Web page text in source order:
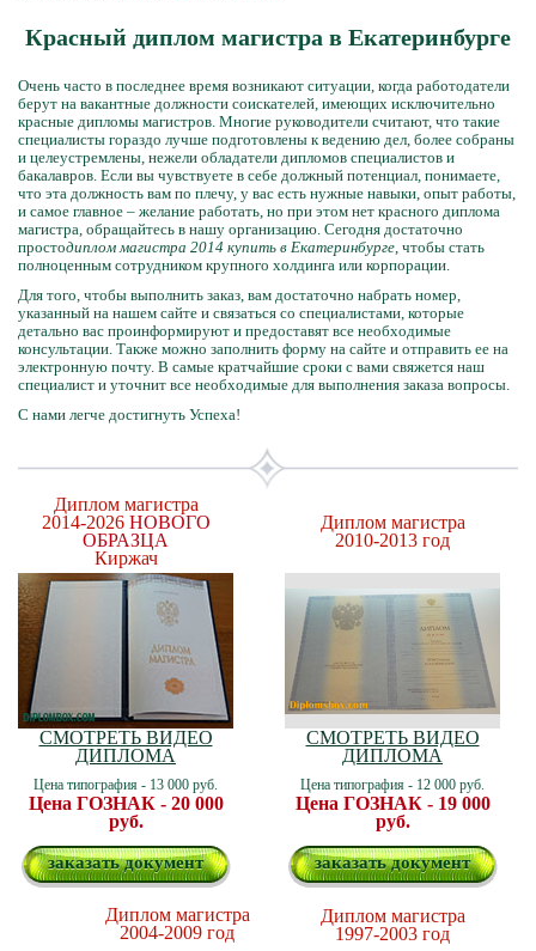
Красный диплом магистра в Екатеринбурге
Очень часто в последнее время возникают ситуации, когда работодатели
берут на вакантные должности соискателей, имеющих исключительно
красные дипломы магистров. Многие руководители считают, что такие
специалисты гораздо лучше подготовлены к ведению дел, более собраны
и целеустремлены, нежели обладатели дипломов специалистов и
бакалавров. Если вы чувствуете в себе должный потенциал, понимаете,
что эта должность вам по плечу, у вас есть нужные навыки, опыт работы,
и самое главное – желание работать, но при этом нет красного диплома
магистра, обращайтесь в нашу организацию. Сегодня достаточно
простодиплом магистра 2014 купить в Екатеринбурге, чтобы стать
полноценным сотрудником крупного холдинга или корпорации.
Для того, чтобы выполнить заказ, вам достаточно набрать номер,
указанный на нашем сайте и связаться со специалистами, которые
детально вас проинформируют и предоставят все необходимые
консультации. Также можно заполнить форму на сайте и отправить ее на
электронную почту. В самые кратчайшие сроки с вами свяжется наш
специалист и уточнит все необходимые для выполнения заказа вопросы.
С нами легче достигнуть Успеха!
Диплом магистра
2014-2026 НОВОГО
ОБРАЗЦА
Киржач
СМОТРЕТЬ ВИДЕО
ДИПЛОМА
Цена типография - 13 000 руб.
Цена ГОЗНАК - 20 000
руб.
заказать документ
Диплом магистра
2010-2013 год
СМОТРЕТЬ ВИДЕО
ДИПЛОМА
Цена типография - 12 000 руб.
Цена ГОЗНАК - 19 000
руб.
заказать документ
Диплом магистра
2004-2009 год
Диплом магистра
1997-2003 год